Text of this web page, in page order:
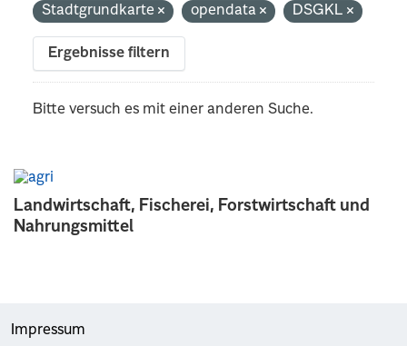
Landwirtschaft, Fischerei, Forstwirtschaft und
Nahrungsmittel
Stadtgrundkarte
opendata DSGKL
Ergebnisse filtern
Bitte versuch es mit einer anderen Suche.
Impressum